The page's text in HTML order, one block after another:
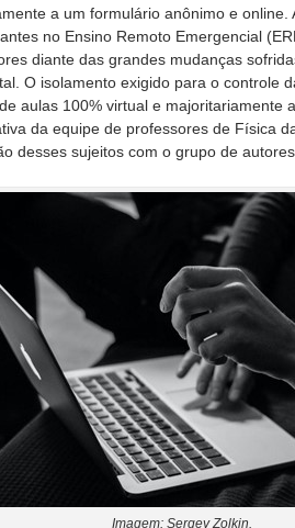
a um formulário anônimo e online.
no Ensino Remoto Emergencial
diante das grandes mudanças
O isolamento exigido para o controle
aulas 100% virtual e majoritariamente
da equipe de professores de Física
desses sujeitos com o grupo de
Imagem: Sergey Zolkin.